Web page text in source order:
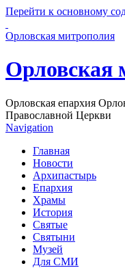
Перейти к основному
Орловская митрополия
Орловская
Орловская епархия
Православной Церкви
Navigation
Главная
Новости
Архипастырь
Епархия
Храмы
История
Святые
Святыни
Музей
Для СМИ